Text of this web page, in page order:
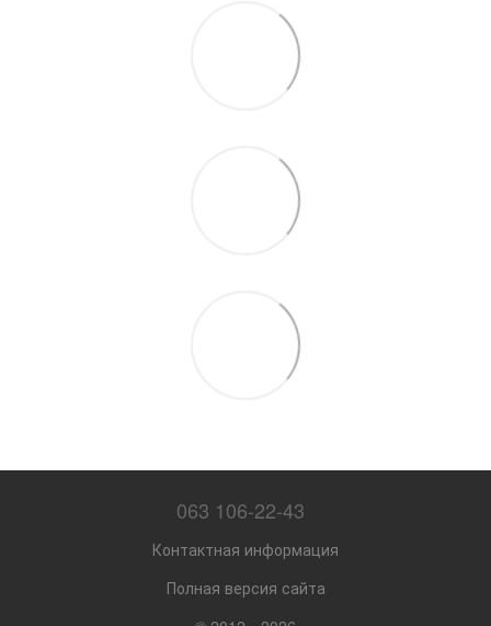
063 106-22-43
Контактная информация
Полная версия сайта